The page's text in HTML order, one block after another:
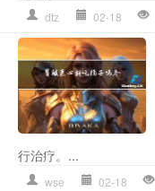
dtz 02-18
行治疗。...
wse 02-18